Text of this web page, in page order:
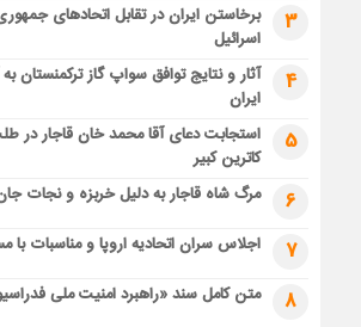
3
برخاستن ایران در تقابل اتحادهای
اسرائیل
4
آثار و نتایج توافق سواپ گاز ترکمنستان
ایران
5
استجابت دعای آقا محمد خان قاجار در
کاترین کبیر
6 مرگ شاه قاجار به دلیل خربزه و نجات
7 اجلاس سران اتحادیه اروپا و مناسبات با
8 متن کامل سند «راهبرد امنیت ملی فدراسیون